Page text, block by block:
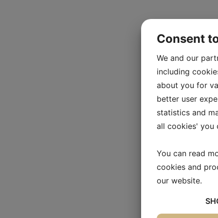
Consent
We and our
including
about you for
better user
statistics and
all cookies' you
You can read
cookies and
our website.